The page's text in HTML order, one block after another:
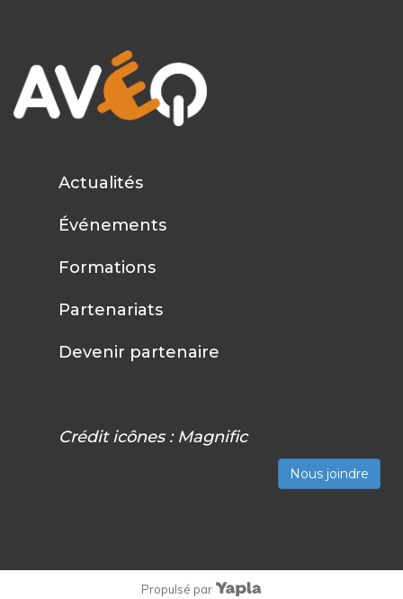
Actualités
Événements
Formations
Partenariats
Devenir partenaire
Crédit icônes : Magnific
Nous joindre
Propulsé par